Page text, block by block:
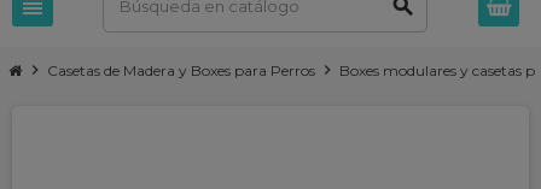
view_headline search
chevron_right Casetas de Madera y Boxes para Perros chevron_right Boxes modulares y casetas